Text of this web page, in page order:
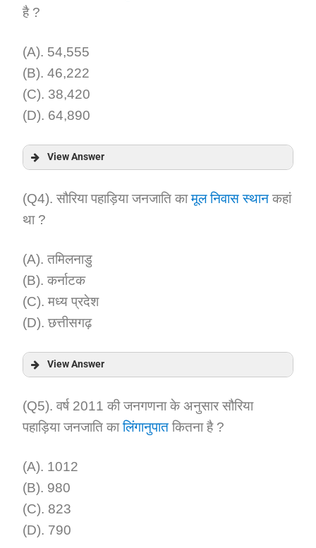
Explanation:
है ?
(A). 54,555
(B). 46,222
(C). 38,420
(D). 64,890
View Answer
Answer:
(Q4). सौरिया पहाड़िया जनजाति कामूल निवास स्थान कहां
था ?
(A). तमिलनाडु
(B). कर्नाटक
(C). मध्य प्रदेश
(D). छत्तीसगढ़
View Answer
Answer:
(Q5). वर्ष 2011 की जनगणना के अनुसार सौरिया
पहाड़िया जनजाति कालिंगानुपात कितना है ?
(A). 1012
(B). 980
(C). 823
(D). 790